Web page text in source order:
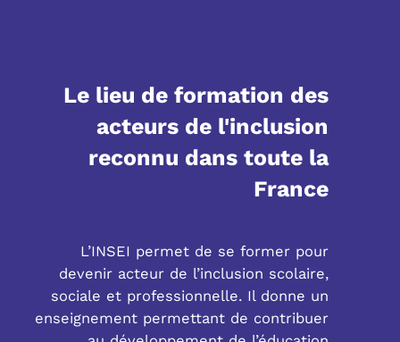
Le lieu de formation des
acteurs de l'inclusion
reconnu dans toute la
France
L’INSEI permet de se former pour
devenir acteur de l’inclusion scolaire,
sociale et professionnelle. Il donne un
enseignement permettant de contribuer